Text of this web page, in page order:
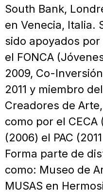
South Bank,
en Venecia, Italia.
sido apoyados
el FONCA
2009, Co-
2011 y miembro
Creadores de
como por el CECA
(2006) el PAC
Forma parte de
como: Museo de
MUSAS en